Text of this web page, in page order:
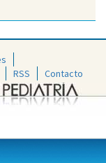
RSS Contacto